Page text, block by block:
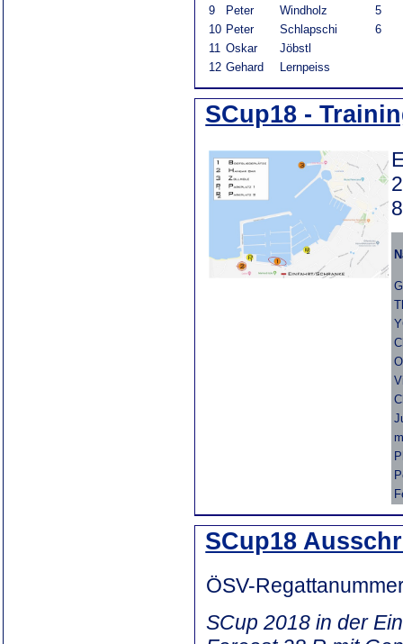
9
Peter Windholz
5
10 Peter Schlapschi
6
11 Oskar
Jöbstl
12 Gehard Lernpeiss
SCup18 -
SCup18
ÖSV-
SCup 2018 in der